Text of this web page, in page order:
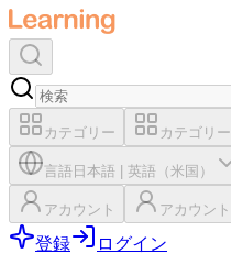
カテゴリー カテゴリー
言語 日本語 英語（米国）
アカウント アカウント
登録 ログイン